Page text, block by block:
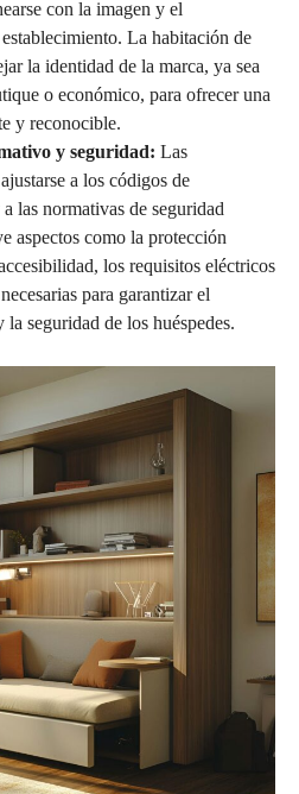
con la imagen y el
La habitación de
la identidad de la marca, ya sea
o económico, para ofrecer una
y reconocible.
y seguridad: Las
a los códigos de
las normativas de seguridad
aspectos como la protección
los requisitos eléctricos
para garantizar el
seguridad de los huéspedes.